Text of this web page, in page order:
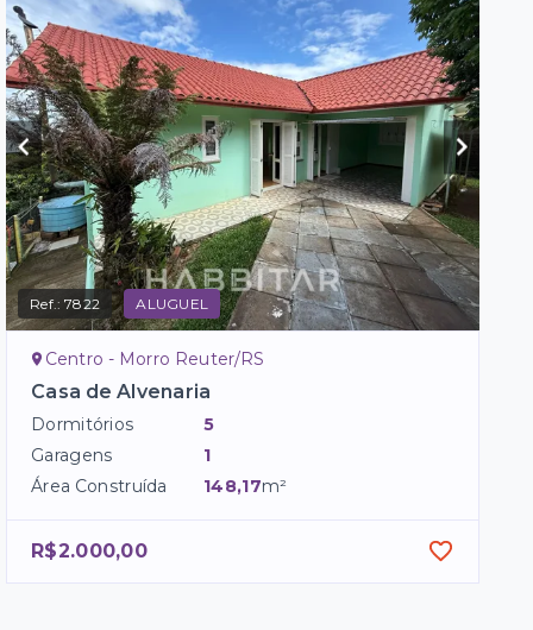
Ref.:7822 ALUGUEL
Centro - Morro Reuter/RS
Casa de Alvenaria
Dormitórios
5
Garagens
1
Área Construída
148,17m²
R$2.000,00